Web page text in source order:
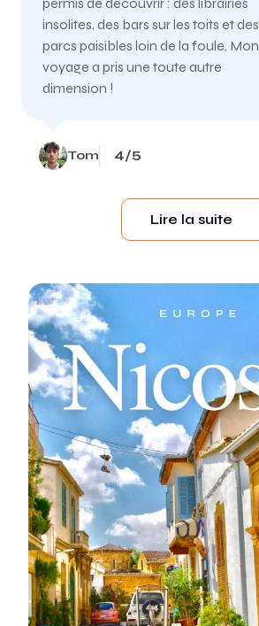
insolites, des bars sur les toits et des
parcs paisibles loin de la foule. Mon
voyage a pris une toute autre
dimension !
Tom 4/5
Lire la suite